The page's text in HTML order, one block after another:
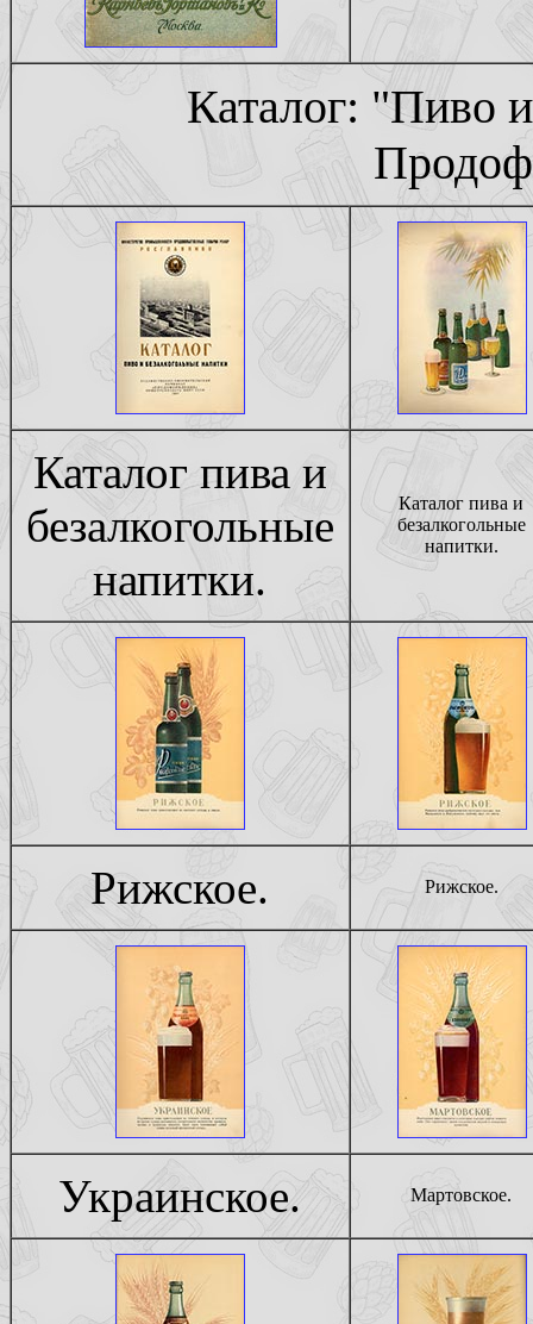
Каталог: "Пиво
Каталог пива и
безалкогольные
напитки.
Каталог пива и
безалкогольные
напитки.
Рижское. Рижское.
Украинское. Мартовское.